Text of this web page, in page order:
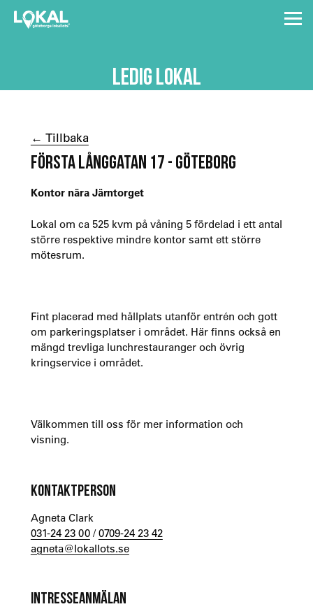
LEDIG LOKAL
← Tillbaka
FÖRSTA LÅNGGATAN 17 - GÖTEBORG
Kontor nära Järntorget
Lokal om ca 525 kvm på våning 5 fördelad i ett antal
större respektive mindre kontor samt ett större
mötesrum.
Fint placerad med hållplats utanför entrén och gott
om parkeringsplatser i området. Här finns också en
mängd trevliga lunchrestauranger och övrig
kringservice i området.
Välkommen till oss för mer information och
visning.
KONTAKTPERSON
Agneta Clark
031-24 23 00/0709-24 23 42
agneta@lokallots.se
INTRESSEANMÄLAN